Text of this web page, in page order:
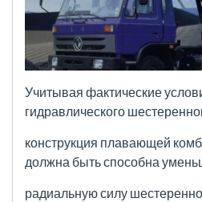
Учитывая фактические
гидравлического
конструкция плавающей
должна быть способна
радиальную силу